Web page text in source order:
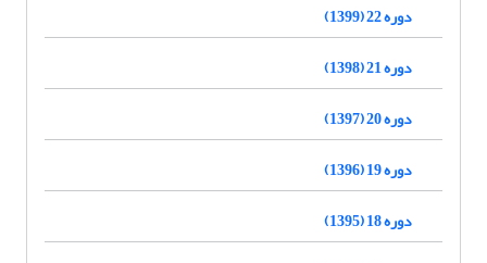
دوره 22 (1399)
دوره 21 (1398)
دوره 20 (1397)
دوره 19 (1396)
دوره 18 (1395)